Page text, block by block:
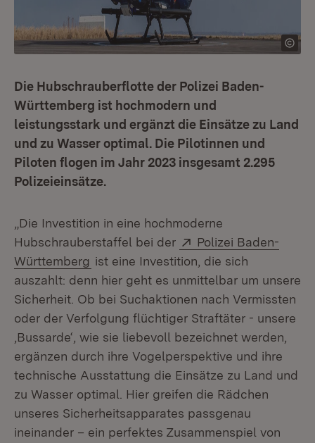
Die Hubschrauberflotte der Polizei Baden-
Württemberg ist hochmodern und
leistungsstark und ergänzt die Einsätze zu Land
und zu Wasser optimal. Die Pilotinnen und
Piloten flogen im Jahr 2023 insgesamt 2.295
Polizeieinsätze.
„Die Investition in eine hochmoderne
Hubschrauberstaffel bei der
Extern:
Polizei Baden-
Württemberg (Öffnet in neuem Fenster)
ist eine Investition, die sich
auszahlt: denn hier geht es unmittelbar um unsere
Sicherheit. Ob bei Suchaktionen nach Vermissten
oder der Verfolgung flüchtiger Straftäter - unsere
‚Bussarde‘, wie sie liebevoll bezeichnet werden,
ergänzen durch ihre Vogelperspektive und ihre
technische Ausstattung die Einsätze zu Land und
zu Wasser optimal. Hier greifen die Rädchen
unseres Sicherheitsapparates passgenau
ineinander – ein perfektes Zusammenspiel von